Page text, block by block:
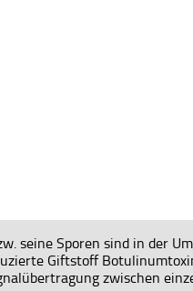
seine Sporen sind in der
Giftstoff
zwischen